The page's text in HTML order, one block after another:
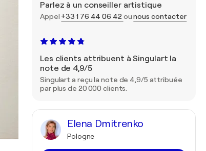
Parlez à un conseiller artistique
Appel +33 1 76 44 06 42 ounous contacter
Les clients attribuent à Singulart la
note de 4,9/5
Singulart a reçu la note de 4,9/5 attribuée
par plus de 20 000 clients.
Elena Dmitrenko
Pologne